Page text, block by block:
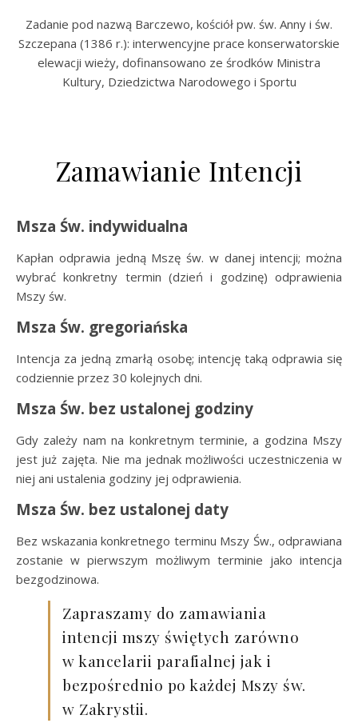
Zadanie pod nazwą Barczewo, kościół pw. św. Anny i św.
Szczepana (1386 r.): interwencyjne prace konserwatorskie
elewacji wieży, dofinansowano ze środków Ministra
Kultury, Dziedzictwa Narodowego i Sportu
Zamawianie Intencji
Msza Św. indywidualna
Kapłan odprawia jedną Mszę św. w danej intencji; można
wybrać konkretny termin (dzień i godzinę) odprawienia
Mszy św.
Msza Św. gregoriańska
Intencja za jedną zmarłą osobę; intencję taką odprawia się
codziennie przez 30 kolejnych dni.
Msza Św. bez ustalonej godziny
Gdy zależy nam na konkretnym terminie, a godzina Mszy
jest już zajęta. Nie ma jednak możliwości uczestniczenia w
niej ani ustalenia godziny jej odprawienia.
Msza Św. bez ustalonej daty
Bez wskazania konkretnego terminu Mszy Św., odprawiana
zostanie w pierwszym możliwym terminie jako intencja
bezgodzinowa.
Zapraszamy do zamawiania
intencji mszy świętych zarówno
w kancelarii parafialnej jak i
bezpośrednio po każdej Mszy św.
w Zakrystii.